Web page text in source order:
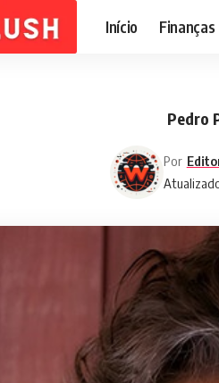
Início Finanças
Pedro
Por